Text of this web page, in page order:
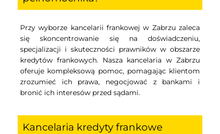
Przy wyborze kancelarii frankowej w Zabrzu zaleca
się skoncentrowanie się na doświadczeniu,
specjalizacji i skuteczności prawników w obszarze
kredytów frankowych. Nasza kancelaria w Zabrzu
oferuje kompleksową pomoc, pomagając klientom
zrozumieć ich prawa, negocjować z bankami i
bronić ich interesów przed sądami.
Kancelaria kredyty frankowe